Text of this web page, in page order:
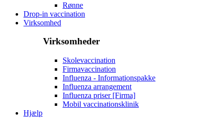
Rønne
Drop-in vaccination
Virksomhed
Virksomheder
Skolevaccination
Firmavaccination
Influenza - Informationspakke
Influenza arrangement
Influenza priser [Firma]
Mobil vaccinationsklinik
Hjælp